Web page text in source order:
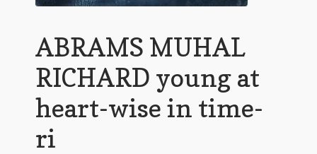
ABRAMS MUHAL
RICHARD young at
heart-wise in time-
ri